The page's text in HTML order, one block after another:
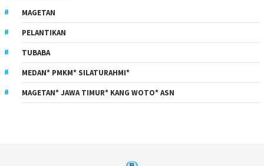
MAGETAN
PELANTIKAN
TUBABA
MEDAN* PMKM* SILATURAHMI*
MAGETAN* JAWA TIMUR* KANG WOTO* ASN